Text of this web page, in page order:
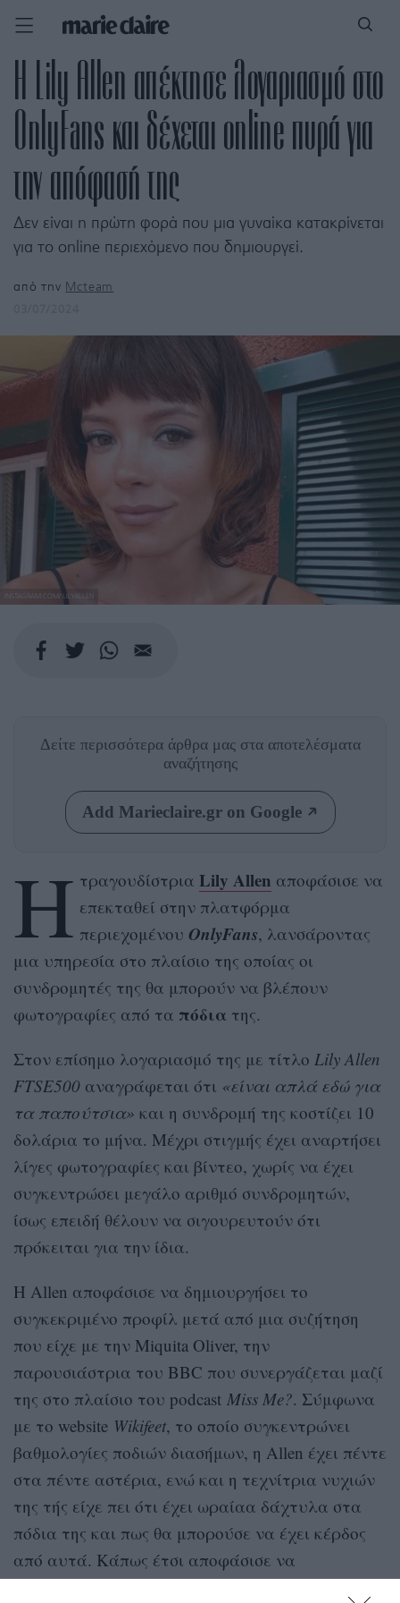
Η Lily Allen απέκτησε λογαριασμό στο
OnlyFans και δέχεται online πυρά για
την απόφασή της
Δεν είναι η πρώτη φορά που μια γυναίκα κατακρίνεται
για το online περιεχόμενο που δημιουργεί.
από την Mcteam
INSTAGRAM.COM/ LILYALLEN
Δείτε περισσότερα άρθρα μας στα αποτελέσματα
αναζήτησης
Add Marieclaire.gr on Google
H τραγουδίστρια Lily Allen αποφάσισε να
επεκταθεί στην πλατφόρμα
περιεχομένου OnlyFans, λανσάροντας
μια υπηρεσία στο πλαίσιο της οποίας οι
συνδρομητές της θα μπορούν να βλέπουν
φωτογραφίες από τα πόδια της.
Στον επίσημο λογαριασμό της με τίτλο Lily Allen
FTSE500 αναγράφεται ότι «είναι απλά εδώ για
τα παπούτσια» και η συνδρομή της κοστίζει 10
δολάρια το μήνα. Μέχρι στιγμής έχει αναρτήσει
λίγες φωτογραφίες και βίντεο, χωρίς να έχει
συγκεντρώσει μεγάλο αριθμό συνδρομητών,
ίσως επειδή θέλουν να σιγουρευτούν ότι
πρόκειται για την ίδια.
Η Allen αποφάσισε να δημιουργήσει το
συγκεκριμένο προφίλ μετά από μια συζήτηση
που είχε με την Miquita Oliver, την
παρουσιάστρια του BBC που συνεργάζεται μαζί
της στο πλαίσιο του podcast Miss Me?. Σύμφωνα
με το website Wikifeet, το οποίο συγκεντρώνει
βαθμολογίες ποδιών διασήμων, η Allen έχει πέντε
στα πέντε αστέρια, ενώ και η τεχνίτρια νυχιών
της τής είχε πει ότι έχει ωραίαα δάχτυλα στα
πόδια της και πως θα μπορούσε να έχει κέρδος
από αυτά. Κάπως έτσι αποφάσισε να
προχωρήσει στο συγκεκριμένοεπιχειρηματικό